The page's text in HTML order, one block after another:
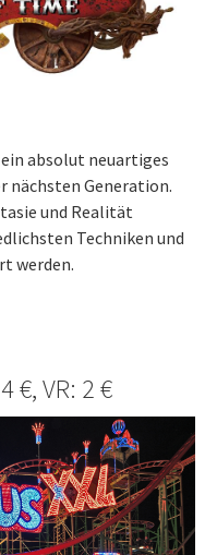
absolut neuartiges
nächsten Generation.
und Realität
Techniken und
werden.
€, VR: 2 €